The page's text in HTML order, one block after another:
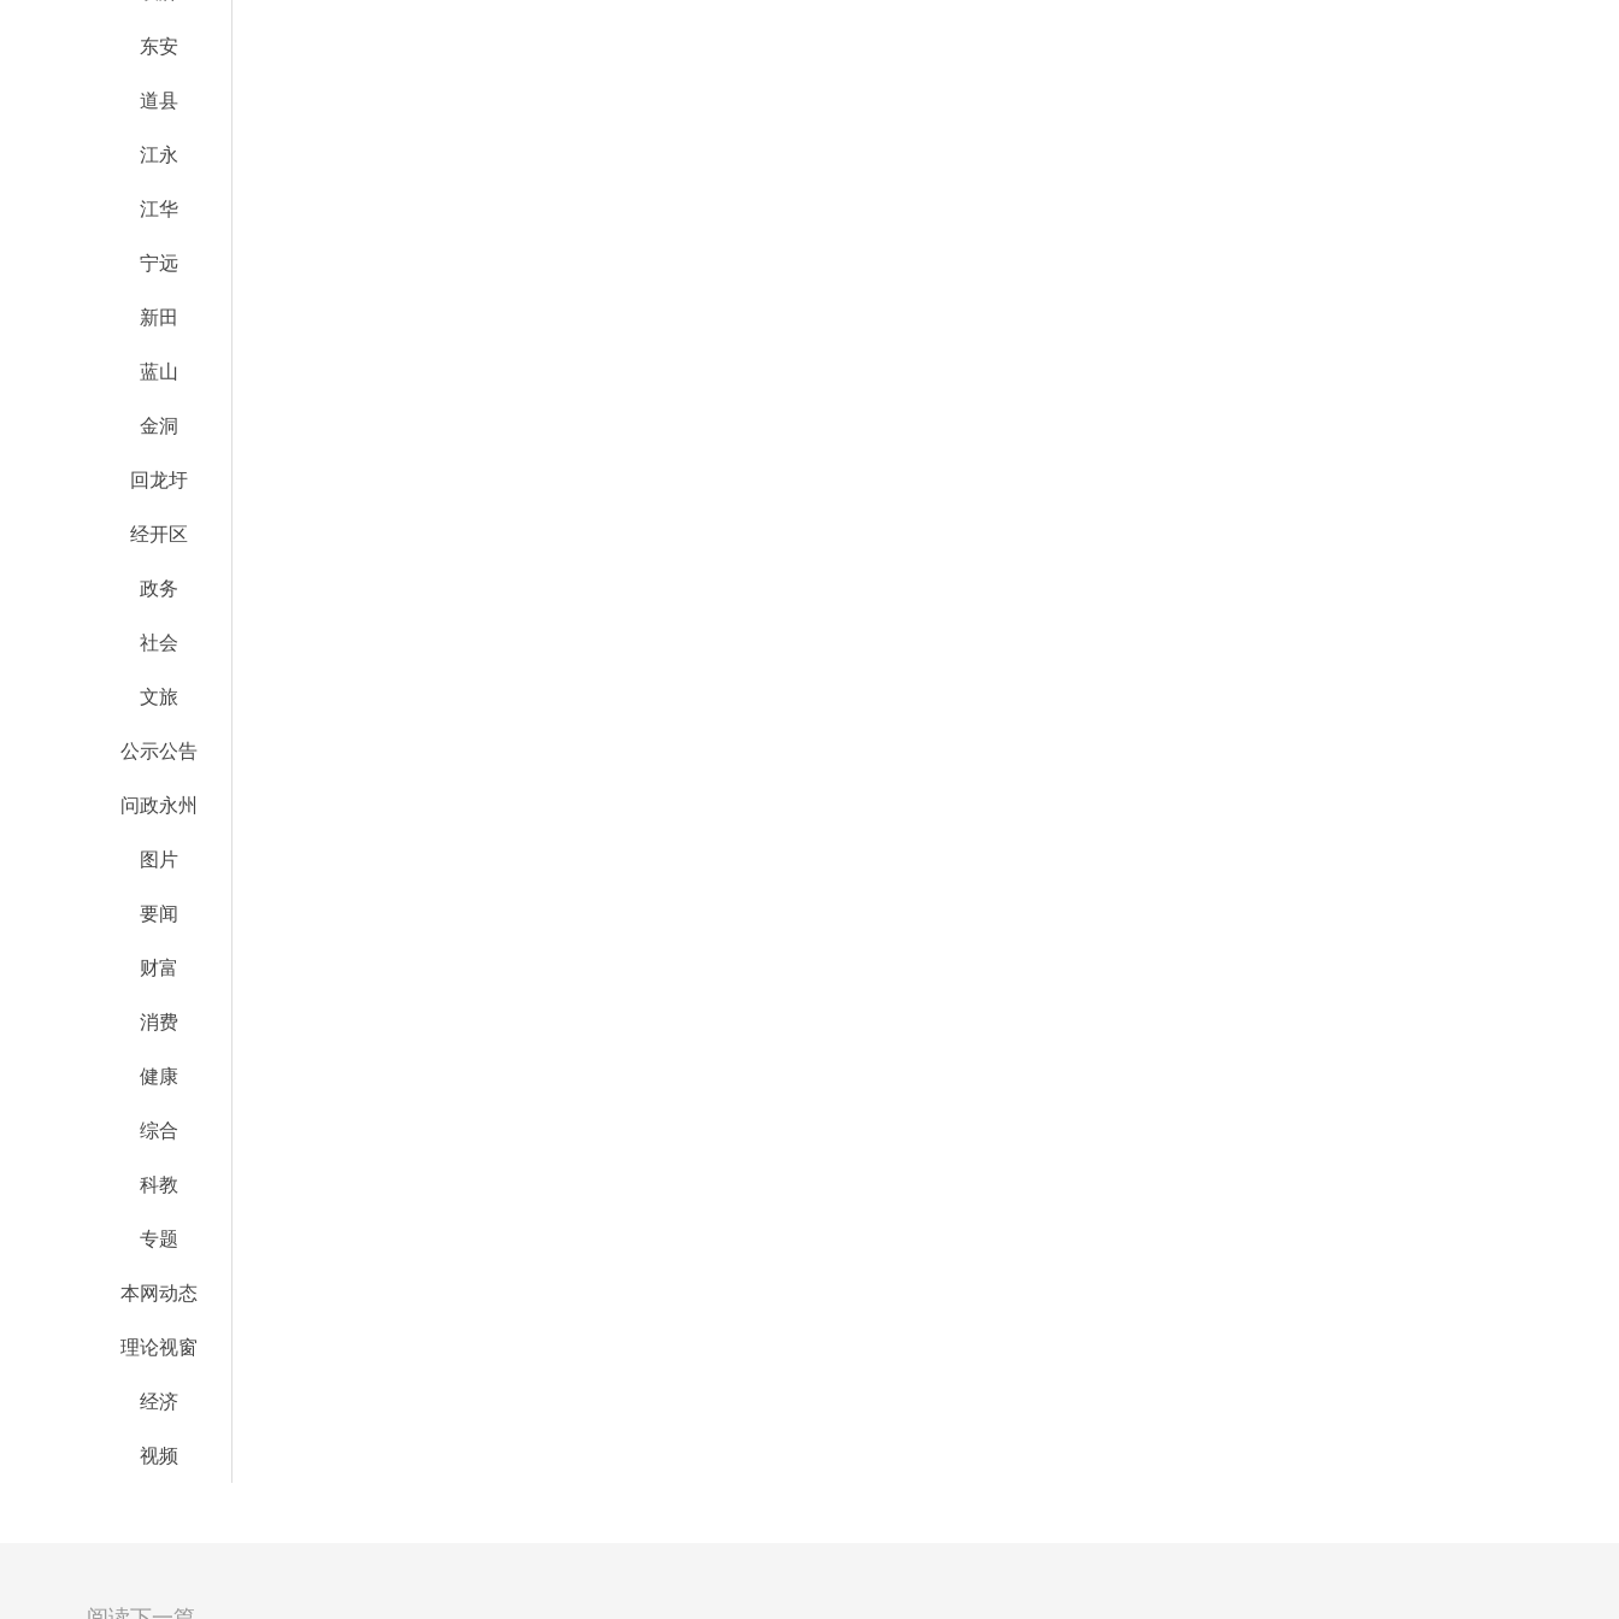
东安
道县
江永
江华
宁远
新田
蓝山
金洞
回龙圩
经开区
政务
社会
文旅
公示公告
问政永州
图片
要闻
财富
消费
健康
综合
科教
专题
本网动态
理论视窗
经济
视频